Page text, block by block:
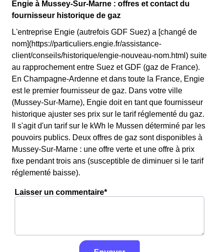
Engie à Mussey-Sur-Marne : offres et contact du
fournisseur historique de gaz
L'entreprise Engie (autrefois GDF Suez) a [changé de
nom](https://particuliers.engie.fr/assistance-
client/conseils/historique/engie-nouveau-nom.html) suite
au rapprochement entre Suez et GDF (gaz de France).
En Champagne-Ardenne et dans toute la France, Engie
est le premier fournisseur de gaz. Dans votre ville
(Mussey-Sur-Marne), Engie doit en tant que fournisseur
historique ajuster ses prix sur le tarif réglementé du gaz.
Il s'agit d'un tarif sur le kWh le Mussen déterminé par les
pouvoirs publics. Deux offres de gaz sont disponibles à
Mussey-Sur-Marne : une offre verte et une offre à prix
fixe pendant trois ans (susceptible de diminuer si le tarif
réglementé baisse).
Laisser un commentaire*